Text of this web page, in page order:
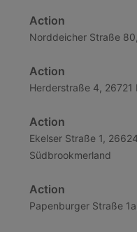
Action
Norddeicher Straße
Action
Herderstraße 4, 26721
Action
Ekelser Straße 1, 26624
Südbrookmerland
Action
Papenburger Straße